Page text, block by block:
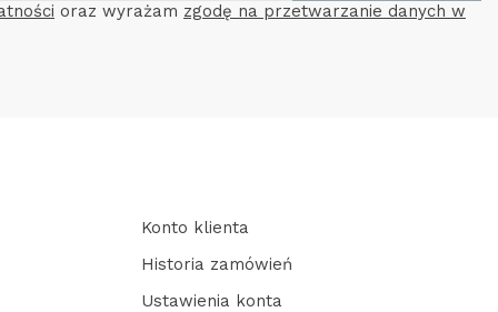
oraz wyrażam zgodę na przetwarzanie danych w
Konto klienta
Historia zamówień
Ustawienia konta